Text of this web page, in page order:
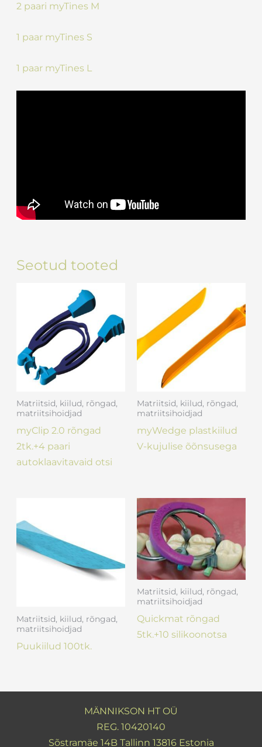
2 paari myTines M
1 paar myTines S
1 paar myTines L
Seotud tooted
Matriitsid, kiilud, rõngad,
matriitsihoidjad
myClip 2.0 rõngad
2tk.+4 paari
autoklaavitavaid otsi
Matriitsid, kiilud, rõngad,
matriitsihoidjad
myWedge plastkiilud
V-kujulise õõnsusega
Matriitsid, kiilud, rõngad,
matriitsihoidjad
Puukiilud 100tk.
Matriitsid, kiilud, rõngad,
matriitsihoidjad
Quickmat rõngad
5tk.+10 silikoonotsa
MÄNNIKSON HT OÜ
REG. 10420140
Sõstramäe 14B Tallinn 13816 Estonia